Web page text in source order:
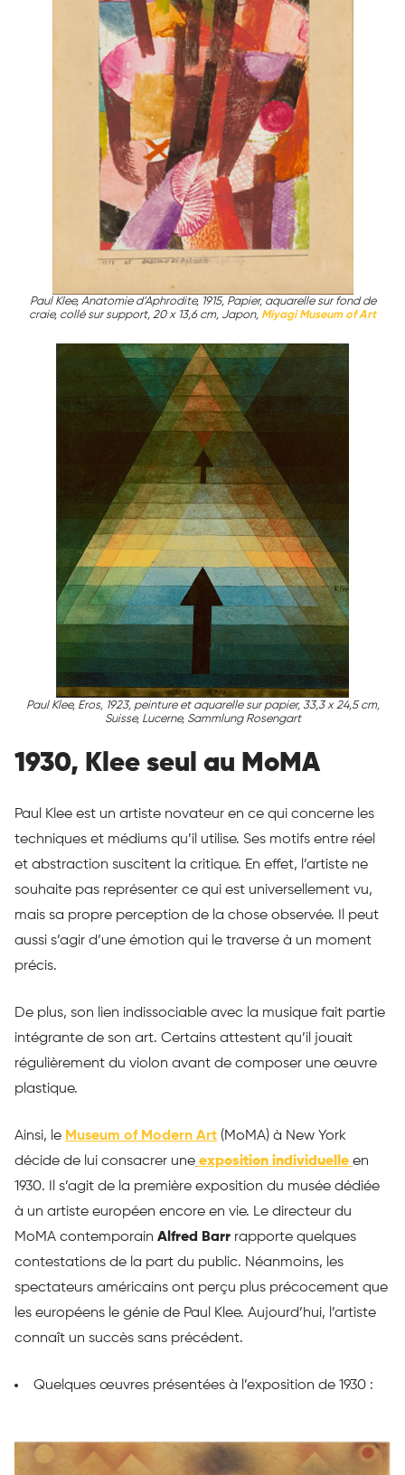
Paul Klee, Anatomie d’Aphrodite, 1915, Papier, aquarelle sur fond de
craie, collé sur support, 20 x 13,6 cm, Japon, Miyagi Museum of Art
Paul Klee, Eros, 1923, peinture et aquarelle sur papier, 33,3 x 24,5 cm,
Suisse, Lucerne, Sammlung Rosengart
1930, Klee seul au MoMA
Paul Klee est un artiste novateur en ce qui concerne les
techniques et médiums qu’il utilise. Ses motifs entre réel
et abstraction suscitent la critique. En effet, l’artiste ne
souhaite pas représenter ce qui est universellement vu,
mais sa propre perception de la chose observée. Il peut
aussi s’agir d’une émotion qui le traverse à un moment
précis.
De plus, son lien indissociable avec la musique fait partie
intégrante de son art. Certains attestent qu’il jouait
régulièrement du violon avant de composer une œuvre
plastique.
Ainsi, le Museum of Modern Art (MoMA) à New York
décide de lui consacrer une exposition individuelle en
1930. Il s’agit de la première exposition du musée dédiée
à un artiste européen encore en vie. Le directeur du
MoMA contemporain Alfred Barr rapporte quelques
contestations de la part du public. Néanmoins, les
spectateurs américains ont perçu plus précocement que
les européens le génie de Paul Klee. Aujourd’hui, l’artiste
connaît un succès sans précédent.
Quelques œuvres présentées à l’exposition de 1930 :